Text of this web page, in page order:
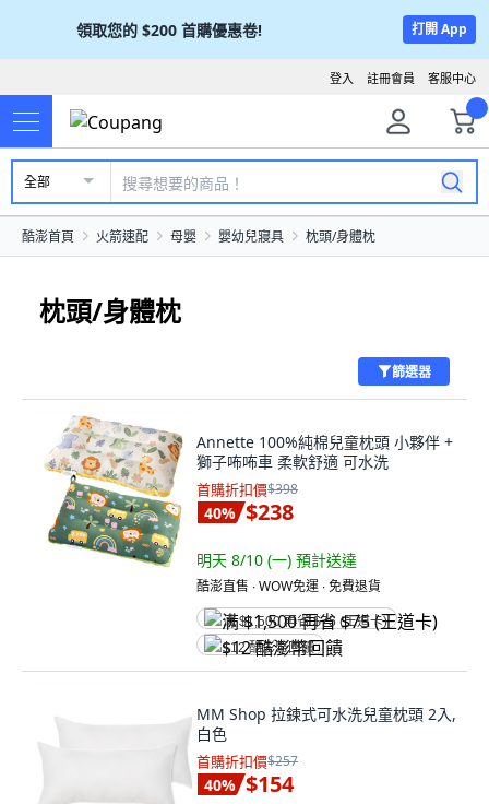
領取您的 $200 首購優惠卷! 打開 App
客服中心
註冊會員
登入
全部
酷澎首頁 火箭速配 母嬰 嬰幼兒寢具 枕頭/身體枕
枕頭/身體枕
篩選器
Annette 100%純棉兒童枕頭 小夥伴 +
獅子咘咘車 柔軟舒適 可水洗
首購折扣價$398
40% $238
明天 8/10 (一) 預計送達
酷澎直售 ∙ WOW免運 ∙ 免費退貨
满 $1,500 再省 $75 (王道卡)
$12 酷澎幣回饋
MM Shop 拉鍊式可水洗兒童枕頭 2入,
白色
首購折扣價$257
40% $154